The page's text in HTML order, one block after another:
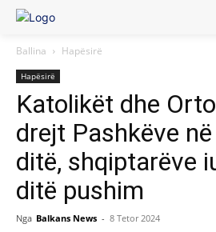
Ballina Hapësirë
Hapësirë
Katolikët dhe
drejt Pashkëve
ditë, shqiptarëve
ditë pushim
Nga Balkans News - 8 Tetor 2024